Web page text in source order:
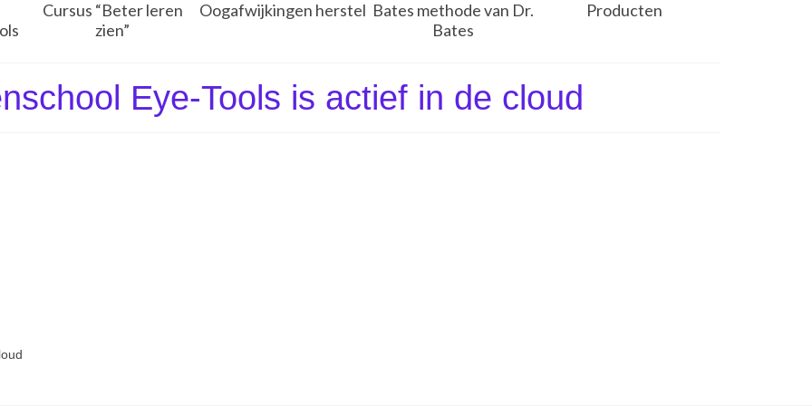
Cursus “Beter leren
zien”
Oogafwijkingen herstel Bates methode van Dr.
Bates
Producten
Eye-Tools is actief in de cloud